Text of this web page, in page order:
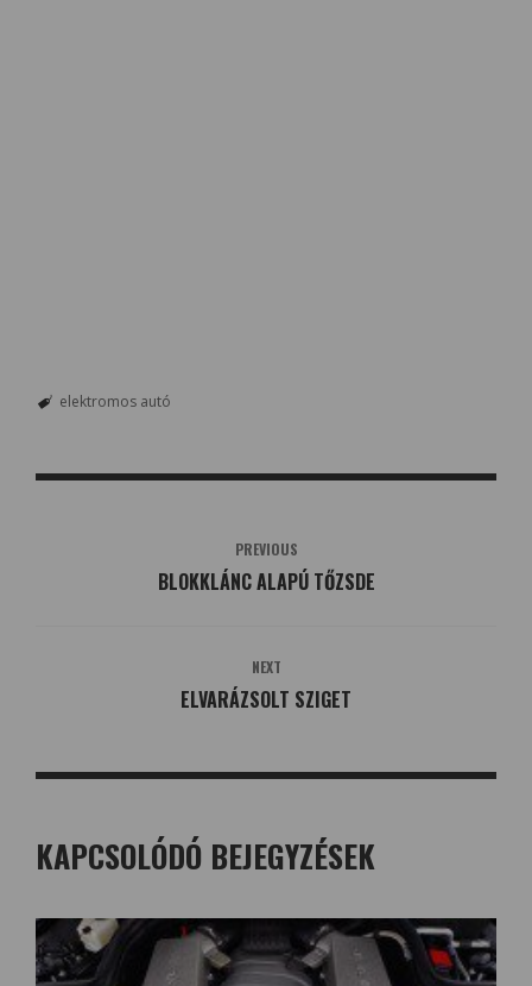
elektromos autó
PREVIOUS
BLOKKLÁNC ALAPÚ TŐZSDE
NEXT
ELVARÁZSOLT SZIGET
KAPCSOLÓDÓ BEJEGYZÉSEK